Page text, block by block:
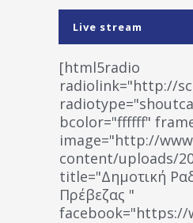
Live stream
[html5radio
radiolink="http://
bcolor="ffffff"
image="http://
content/uploads/
title="Δημοτική
Πρέβεζας "
facebook="https://